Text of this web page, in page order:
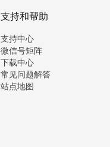
支持和帮助
支持中心
微信号矩阵
下载中心
常见问题解答
站点地图